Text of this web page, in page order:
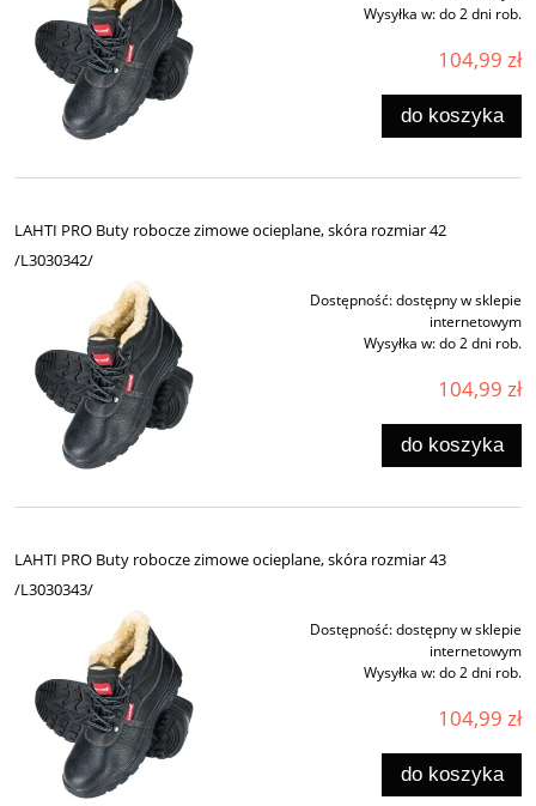
Wysyłka w:do 2 dni rob.
104,99 zł
do koszyka
LAHTI PRO Buty robocze zimowe ocieplane, skóra rozmiar 42
/L3030342/
Dostępność:dostępny w sklepie
internetowym
Wysyłka w:do 2 dni rob.
104,99 zł
do koszyka
LAHTI PRO Buty robocze zimowe ocieplane, skóra rozmiar 43
/L3030343/
Dostępność:dostępny w sklepie
internetowym
Wysyłka w:do 2 dni rob.
104,99 zł
do koszyka